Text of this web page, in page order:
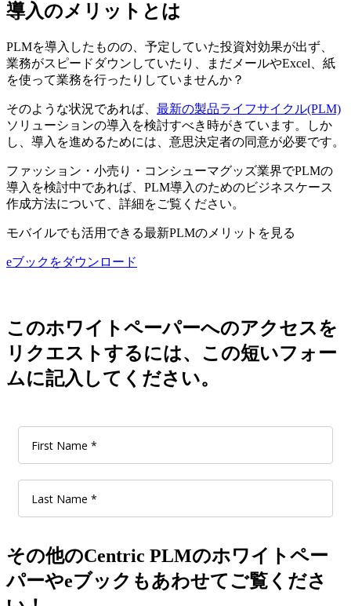
導入のメリットとは
PLMを導入したものの、予定していた投資対効果が出ず、
業務がスピードダウンしていたり、まだメールやExcel、紙
を使って業務を行ったりしていませんか？
そのような状況であれば、 最新の製品ライフサイクル(PLM)
ソリューションの導入を検討すべき時がきています。しか
し、導入を進めるためには、意思決定者の同意が必要です。
ファッション・小売り・コンシューマグッズ業界でPLMの
導入を検討中であれば、PLM導入のためのビジネスケース
作成方法について、詳細をご覧ください。
モバイルでも活用できる最新PLMのメリットを見る
eブックをダウンロード
このホワイトペーパーへのアクセスを
リクエストするには、この短いフォー
ムに記入してください。
その他のCentric PLMのホワイトペー
パーやeブックもあわせてご覧くださ